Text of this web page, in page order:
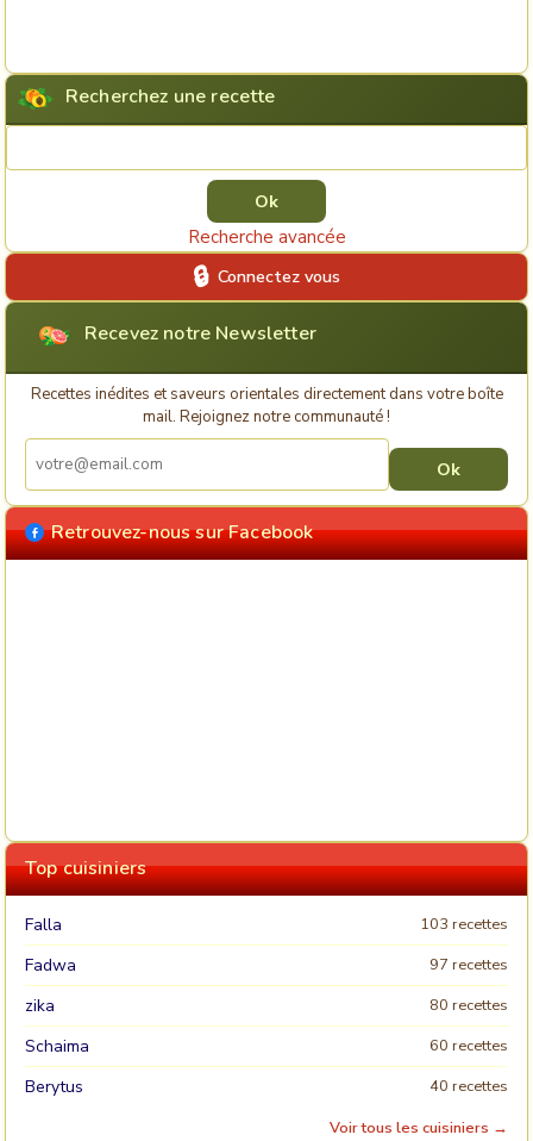
Recherchez une recette
Recherche avancée
Connectez vous
Recevez notre Newsletter
Recettes inédites et saveurs orientales directement dans votre boîte
mail. Rejoignez notre communauté !
Retrouvez-nous sur Facebook
Top cuisiniers
Falla 103 recettes
Fadwa 97 recettes
zika 80 recettes
Schaima 60 recettes
Berytus
40 recettes
Voir tous les cuisiniers →